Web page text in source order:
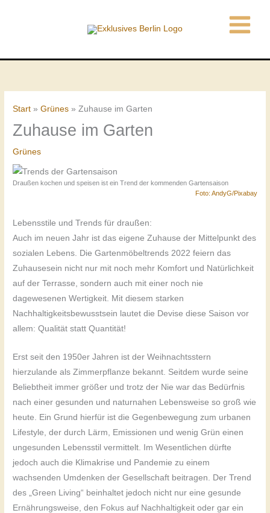
Start Grünes Zuhause im Garten
Zuhause im Garten
Grünes
Draußen kochen und speisen ist ein Trend der kommenden Gartensaison
Foto: AndyG/Pixabay
Lebensstile und Trends für draußen:
Auch im neuen Jahr ist das eigene Zuhause der Mittelpunkt des
sozialen Lebens. Die Gartenmöbeltrends 2022 feiern das
Zuhausesein nicht nur mit noch mehr Komfort und Natürlichkeit
auf der Terrasse, sondern auch mit einer noch nie
dagewesenen Wertigkeit. Mit diesem starken
Nachhaltigkeitsbewusstsein lautet die Devise diese Saison vor
allem: Qualität statt Quantität!
Erst seit den 1950er Jahren ist der Weihnachtsstern
hierzulande als Zimmerpflanze bekannt. Seitdem wurde seine
Beliebtheit immer größer und trotz der Nie war das Bedürfnis
nach einer gesunden und naturnahen Lebensweise so groß wie
heute. Ein Grund hierfür ist die Gegenbewegung zum urbanen
Lifestyle, der durch Lärm, Emissionen und wenig Grün einen
ungesunden Lebensstil vermittelt. Im Wesentlichen dürfte
jedoch auch die Klimakrise und Pandemie zu einem
wachsenden Umdenken der Gesellschaft beitragen. Der Trend
des „Green Living“ beinhaltet jedoch nicht nur eine gesunde
Ernährungsweise, den Fokus auf Nachhaltigkeit oder gar ein